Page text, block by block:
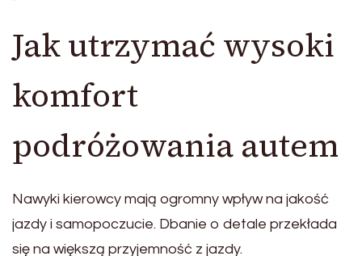
Jak utrzymać wysoki
komfort
podróżowania autem
Nawyki kierowcy mają ogromny wpływ na jakość
jazdy i samopoczucie. Dbanie o detale przekłada
się na większą przyjemność z jazdy.